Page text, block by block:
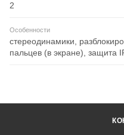
2
Особенности
стереодинамики,
пальцев (в экране), защита